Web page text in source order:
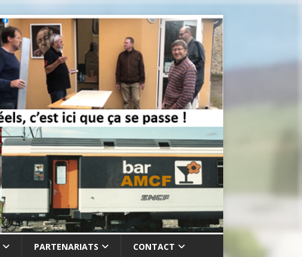
PARTENARIATS CONTACT